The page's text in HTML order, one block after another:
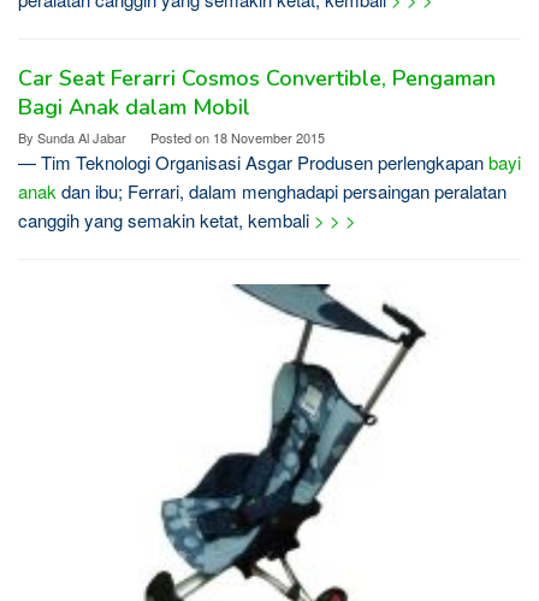
Car Seat Ferarri Cosmos Convertible, Pengaman
Bagi Anak dalam Mobil
By Sunda Al Jabar Posted on 18 November 2015
— Tim Teknologi Organisasi Asgar Produsen perlengkapanbayi
anak dan ibu; Ferrari, dalam menghadapi persaingan peralatan
canggih yang semakin ketat, kembali > > >